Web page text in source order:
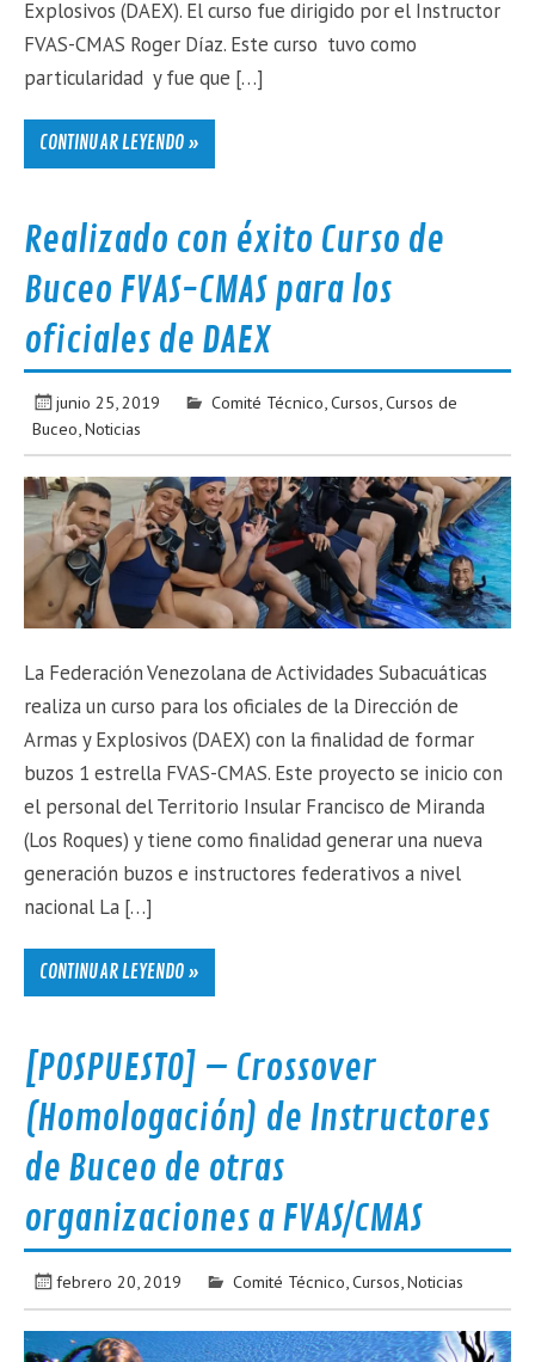
Explosivos (DAEX). El curso fue dirigido por el Instructor
FVAS-CMAS Roger Díaz. Este curso tuvo como
particularidad y fue que […]
CONTINUAR LEYENDO »
Realizado con éxito Curso de
Buceo FVAS-CMAS para los
oficiales de DAEX
junio 25, 2019 Comité Técnico,Cursos,Cursos de
Buceo,Noticias
La Federación Venezolana de Actividades Subacuáticas
realiza un curso para los oficiales de la Dirección de
Armas y Explosivos (DAEX) con la finalidad de formar
buzos 1 estrella FVAS-CMAS. Este proyecto se inicio con
el personal del Territorio Insular Francisco de Miranda
(Los Roques) y tiene como finalidad generar una nueva
generación buzos e instructores federativos a nivel
nacional La […]
CONTINUAR LEYENDO »
[POSPUESTO] – Crossover
(Homologación) de Instructores
de Buceo de otras
organizaciones a FVAS/CMAS
febrero 20, 2019 Comité Técnico Cursos Noticias